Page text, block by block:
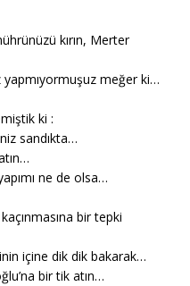
kırın, Merter
yapmıyormuşuz meğer ki…
ki :
sandıkta…
ne de olsa…
bir tepki
içine dik dik bakarak…
bir tik atın…